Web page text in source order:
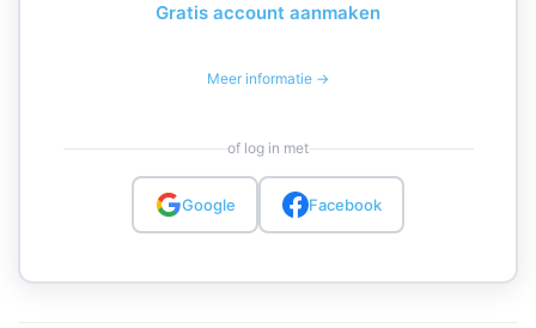
Gratis account aanmaken
Meer informatie →
of log in met
Google Facebook